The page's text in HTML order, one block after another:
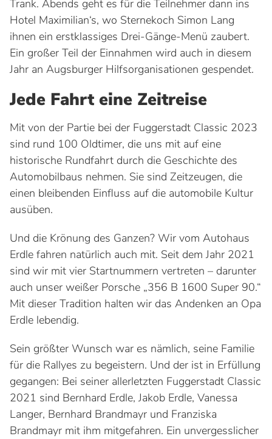
Trank. Abends geht es für die Teilnehmer dann ins
Hotel Maximilian‘s, wo Sternekoch Simon Lang
ihnen ein erstklassiges Drei-Gänge-Menü zaubert.
Ein großer Teil der Einnahmen wird auch in diesem
Jahr an Augsburger Hilfsorganisationen gespendet.
Jede Fahrt eine Zeitreise
Mit von der Partie bei der Fuggerstadt Classic 2023
sind rund 100 Oldtimer, die uns mit auf eine
historische Rundfahrt durch die Geschichte des
Automobilbaus nehmen. Sie sind Zeitzeugen, die
einen bleibenden Einfluss auf die automobile Kultur
ausüben.
Und die Krönung des Ganzen? Wir vom Autohaus
Erdle fahren natürlich auch mit. Seit dem Jahr 2021
sind wir mit vier Startnummern vertreten – darunter
auch unser weißer Porsche „356 B 1600 Super 90.“
Mit dieser Tradition halten wir das Andenken an Opa
Erdle lebendig.
Sein größter Wunsch war es nämlich, seine Familie
für die Rallyes zu begeistern. Und der ist in Erfüllung
gegangen: Bei seiner allerletzten Fuggerstadt Classic
2021 sind Bernhard Erdle, Jakob Erdle, Vanessa
Langer, Bernhard Brandmayr und Franziska
Brandmayr mit ihm mitgefahren. Ein unvergesslicher